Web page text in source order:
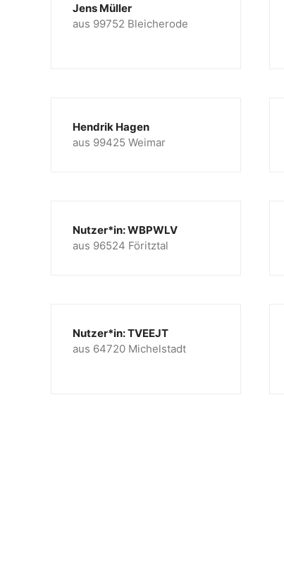
Jens Müller
aus 99752 Bleicherode
Hendrik Hagen
aus 99425 Weimar
Nutzer*in: WBPWLV
aus 96524 Föritztal
Nutzer*in: TVEEJT
aus 64720 Michelstadt